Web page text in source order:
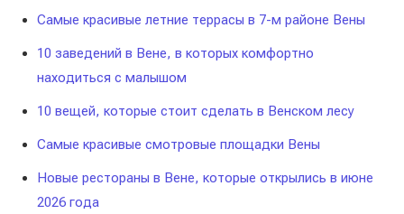
Самые красивые летние террасы в 7-м районе Вены
10 заведений в Вене, в которых комфортно
находиться с малышом
10 вещей, которые стоит сделать в Венском лесу
Самые красивые смотровые площадки Вены
Новые рестораны в Вене, которые открылись в июне
2026 года